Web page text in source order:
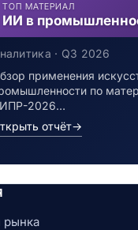
ТОП МАТЕРИАЛ
ИИ в
· Q3 2026
применения
по
2026…
отчёт→
рынка